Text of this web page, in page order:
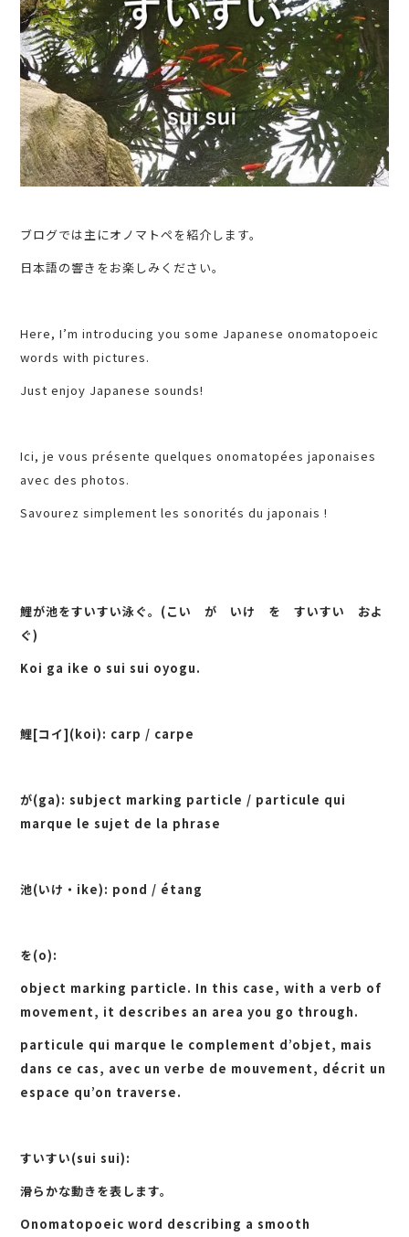
ブログでは主にオノマトペを紹介します。
日本語の響きをお楽しみください。
Here, I’m introducing you some Japanese onomatopoeic
words with pictures.
Just enjoy Japanese sounds!
Ici, je vous présente quelques onomatopées japonaises
avec des photos.
Savourez simplement les sonorités du japonais !
鯉が池をすいすい泳ぐ。(こい が いけ を すいすい およ
ぐ)
Koi ga ike o sui sui oyogu.
鯉[コイ](koi): carp / carpe
が(ga): subject marking particle / particule qui
marque le sujet de la phrase
池(いけ・ike): pond / étang
を(o):
object marking particle. In this case, with a verb of
movement, it describes an area you go through.
particule qui marque le complement d’objet, mais
dans ce cas, avec un verbe de mouvement, décrit un
espace qu’on traverse.
すいすい(sui sui):
滑らかな動きを表します。
Onomatopoeic word describing a smooth